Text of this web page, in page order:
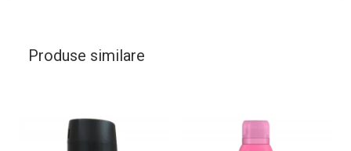
Produse similare